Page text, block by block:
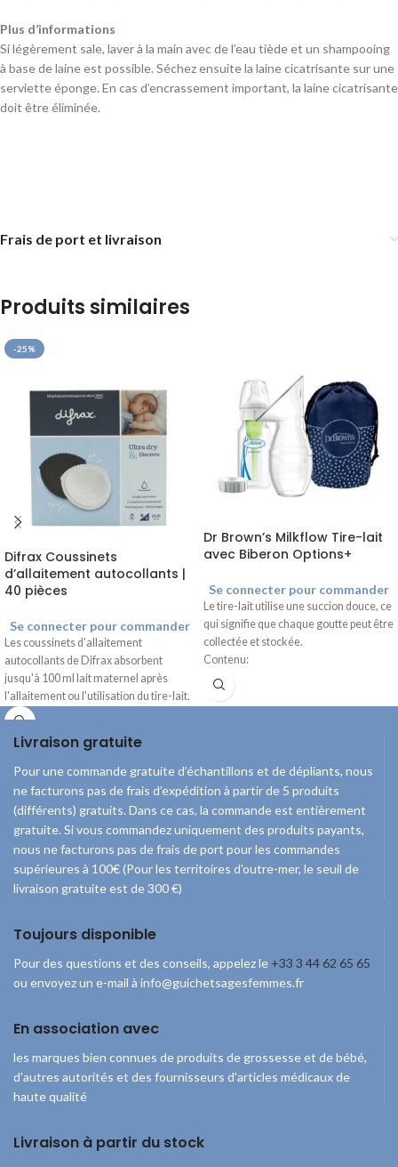
Plus d’informations
Si légèrement sale, laver à la main avec de l’eau tiède et un shampooing
à base de laine est possible. Séchez ensuite la laine cicatrisante sur une
serviette éponge. En cas d’encrassement important, la laine cicatrisante
doit être éliminée.
Frais de port et livraison
Produits similaires
-25%
Difrax Coussinets
d’allaitement autocollants |
40 pièces
Se connecter pour commander
Les coussinets d'allaitement
autocollants de Difrax absorbent
jusqu'à 100 ml lait maternel après
l'allaitement ou l'utilisation du tire-lait.
Le matériau extra-doux n'irrite pas la
Les sages-femmes bénéficient d'une
réduction de 25 % sur le prix de vente
conseillé de 6,50 € !
Dr Brown’s Milkflow Tire-lait
avec Biberon Options+
Se connecter pour commander
Le tire-lait utilise une succion douce, ce
qui signifie que chaque goutte peut être
collectée et stockée.
Contenu:
1 Tire-lait en silicone à 120 ml
1 120 ml biberon Options+ Anti-colic
Livraison gratuite
Pour une commande gratuite d’échantillons et de dépliants, nous
ne facturons pas de frais d’expédition à partir de 5 produits
(différents) gratuits. Dans ce cas, la commande est entièrement
gratuite. Si vous commandez uniquement des produits payants,
nous ne facturons pas de frais de port pour les commandes
supérieures à 100€ (Pour les territoires d'outre-mer, le seuil de
livraison gratuite est de 300 €)
Toujours disponible
Pour des questions et des conseils, appelez le +33 3 44 62 65 65
ou envoyez un e-mail à info@guichetsagesfemmes.fr
En association avec
les marques bien connues de produits de grossesse et de bébé,
d'autres autorités et des fournisseurs d'articles médicaux de
haute qualité
Livraison à partir du stock